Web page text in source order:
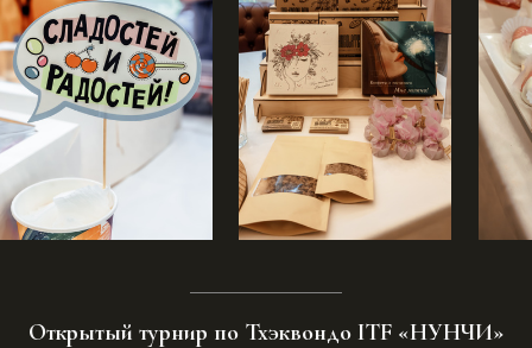
Открытый турнир по Тхэквондо ITF «НУНЧИ»